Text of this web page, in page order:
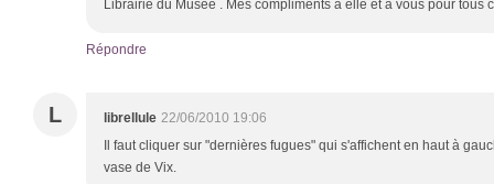
Librairie du Musée . Mes compliments à elle et à vous pour tous
Répondre
L librellule 22/06/2010 19:06
Il faut cliquer sur "dernières fugues" qui s'affichent en haut à
vase de Vix.